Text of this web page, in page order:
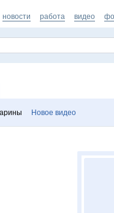
новости работа видео
Новое видео